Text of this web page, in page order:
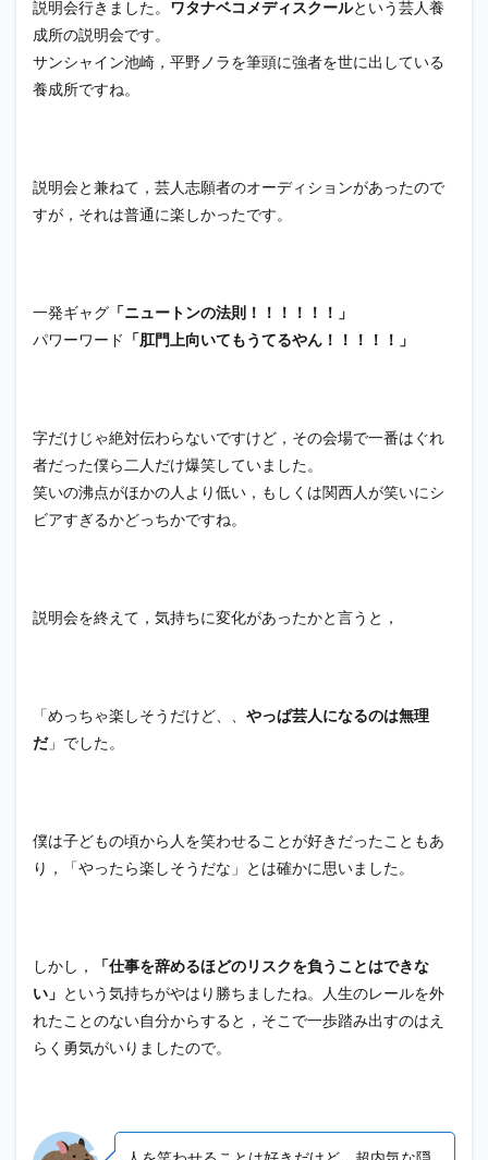
説明会行きました。 ワタナベコメディスクールという芸人養
成所の説明会です。
サンシャイン池崎，平野ノラを筆頭に強者を世に出している
養成所ですね。
説明会と兼ねて，芸人志願者のオーディションがあったので
すが，それは普通に楽しかったです。
一発ギャグ 「ニュートンの法則！！！！！！」
パワーワード 「肛門上向いてもうてるやん！！！！！」
字だけじゃ絶対伝わらないですけど，その会場で一番はぐれ
者だった僕ら二人だけ爆笑していました。
笑いの沸点がほかの人より低い，もしくは関西人が笑いにシ
ビアすぎるかどっちかですね。
説明会を終えて，気持ちに変化があったかと言うと，
「めっちゃ楽しそうだけど、、 やっぱ芸人になるのは無理
だ」でした。
僕は子どもの頃から人を笑わせることが好きだったこともあ
り，「やったら楽しそうだな」とは確かに思いました。
しかし，
「仕事を辞めるほどのリスクを負うことはできな
い」 という気持ちがやはり勝ちましたね。人生のレールを外
れたことのない自分からすると，そこで一歩踏み出すのはえ
らく勇気がいりましたので。